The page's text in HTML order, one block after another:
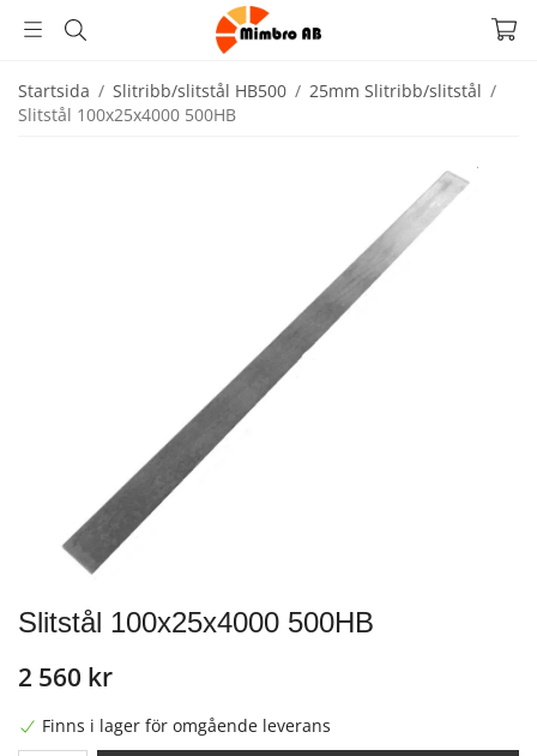
Startsida / Slitribb/slitstål HB500 / 25mm Slitribb/slitstål /
Slitstål 100x25x4000 500HB
Slitstål 100x25x4000 500HB
2 560 kr
Finns i lager för omgående leverans